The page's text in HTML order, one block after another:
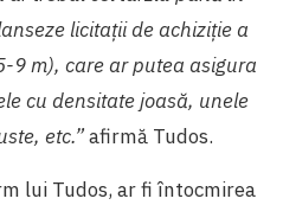
licitații de achiziție a
9 m), care ar putea asigura
cu densitate joasă, unele
etc.”afirmă Tudos.
lui Tudos, ar fi întocmirea